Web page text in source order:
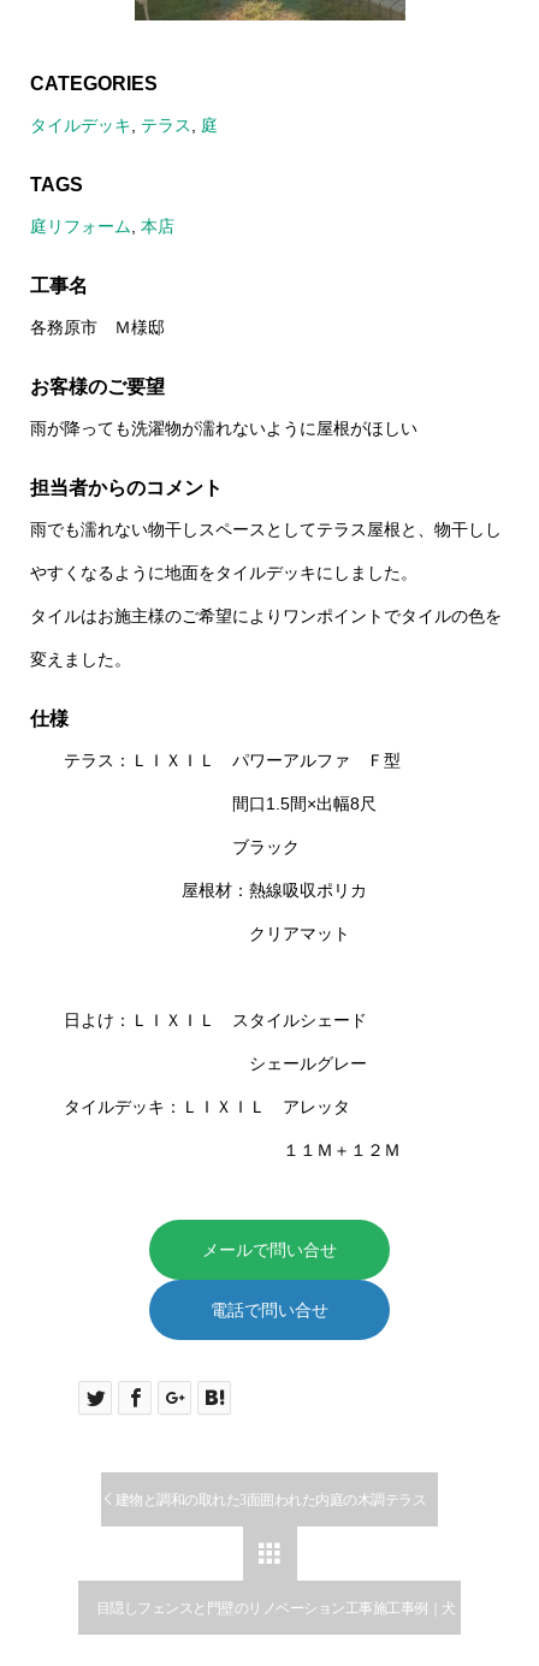
CATEGORIES
タイルデッキ テラス 庭
TAGS
庭リフォーム 本店
工事名
各務原市 Ｍ様邸
お客様のご要望
雨が降っても洗濯物が濡れないように屋根がほしい
担当者からのコメント
雨でも濡れない物干しスペースとしてテラス屋根と、物干しし
やすくなるように地面をタイルデッキにしました。
タイルはお施主様のご希望によりワンポイントでタイルの色を
変えました。
仕様
テラス：ＬＩＸＩＬ パワーアルファ Ｆ型
間口1.5間×出幅8尺
ブラック
屋根材：熱線吸収ポリカ
クリアマット
日よけ：ＬＩＸＩＬ スタイルシェード
シェールグレー
タイルデッキ：ＬＩＸＩＬ アレッタ
１１Ｍ＋１２Ｍ
メールで問い合せ
電話で問い合せ
建物と調和の取れた3面囲われた内庭の木調テラス

目隠しフェンスと門壁のリノベーション工事施工事例｜犬